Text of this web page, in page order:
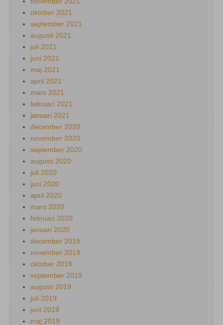
oktober 2021
september 2021
augusti 2021
juli 2021
juni 2021
maj 2021
april 2021
mars 2021
februari 2021
januari 2021
december 2020
november 2020
september 2020
augusti 2020
juli 2020
juni 2020
april 2020
mars 2020
februari 2020
januari 2020
december 2019
november 2019
oktober 2019
september 2019
augusti 2019
juli 2019
juni 2019
maj 2019